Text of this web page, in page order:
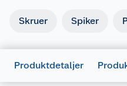
Skruer Spiker
Produktdetaljer